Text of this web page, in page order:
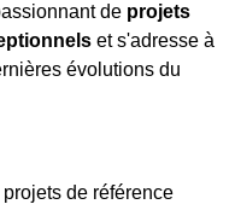
de projets
et s'adresse à
évolutions du
de référence